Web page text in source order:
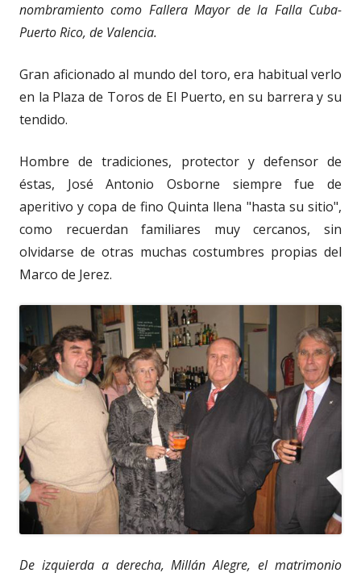
nombramiento como Fallera Mayor de la Falla Cuba-
Puerto Rico, de Valencia.
Gran aficionado al mundo del toro, era habitual verlo
en la Plaza de Toros de El Puerto, en su barrera y su
tendido.
Hombre de tradiciones, protector y defensor de
éstas, José Antonio Osborne siempre fue de
aperitivo y copa de fino Quinta llena "hasta su sitio",
como recuerdan familiares muy cercanos, sin
olvidarse de otras muchas costumbres propias del
Marco de Jerez.
De izquierda a derecha, Millán Alegre, el matrimonio